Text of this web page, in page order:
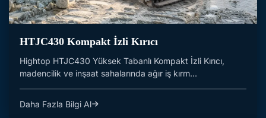
HTJC430 Kompakt İzli Kırıcı
Hightop HTJC430 Yüksek Tabanlı Kompakt İzli Kırıcı,
madencilik ve inşaat sahalarında ağır iş kırm...
Daha Fazla Bilgi Al